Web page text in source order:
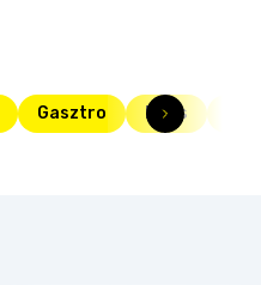
Gasztro Friss